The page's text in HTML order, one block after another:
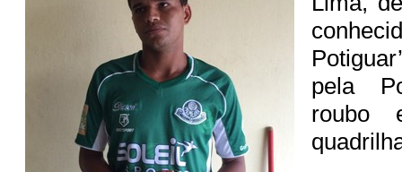
pela
roubo